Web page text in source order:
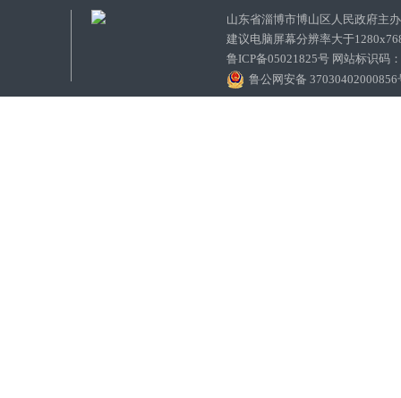
山东省淄博市博山区人民政府
建议电脑屏幕分辨率大于
鲁ICP备05021825号 网站标识码
鲁公网安备 37030402000856